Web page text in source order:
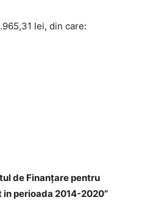
lei, din care:
de Finanțare pentru
perioada 2014-2020”